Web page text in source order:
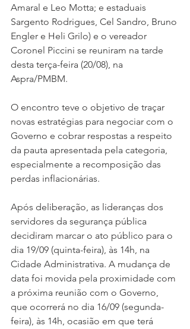
Amaral e Leo Motta; e estaduais
Sargento Rodrigues, Cel Sandro, Bruno
Engler e Heli Grilo) e o vereador
Coronel Piccini se reuniram na tarde
desta terça-feira (20/08), na
Aspra/PMBM.
O encontro teve o objetivo de traçar
novas estratégias para negociar com o
Governo e cobrar respostas a respeito
da pauta apresentada pela categoria,
especialmente a recomposição das
perdas inflacionárias.
Após deliberação, as lideranças dos
servidores da segurança pública
decidiram marcar o ato público para o
dia 19/09 (quinta-feira), às 14h, na
Cidade Administrativa. A mudança de
data foi movida pela proximidade com
a próxima reunião com o Governo,
que ocorrerá no dia 16/09 (segunda-
feira), às 14h, ocasião em que terá